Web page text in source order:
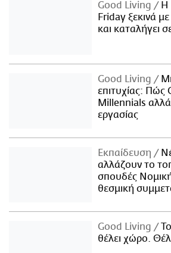
Good Living
Η
Friday ξεκινά
και καταλήγει
Good Living
επιτυχίας: Πώς
Millennials
εργασίας
Εκπαίδευση
αλλάζουν το
σπουδές
θεσμική
Good Living
Το
θέλει χώρο.